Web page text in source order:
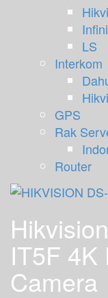
LS
Interkom
GPS
Rak
Router
IT5F 4K
Camera